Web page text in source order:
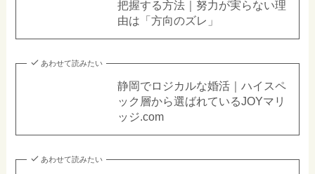
把握する方法｜努力が実らない理
由は「方向のズレ」
あわせて読みたい
静岡でロジカルな婚活｜ハイスペ
ック層から選ばれているJOYマリ
ッジ.com
あわせて読みたい